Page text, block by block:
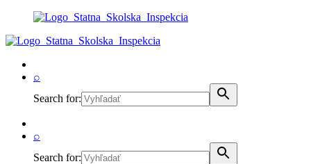
⌕
Search for:
⌕
Search for: